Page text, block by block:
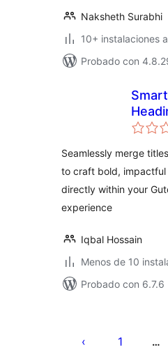
Naksheth Surabhi
10+ instalaciones
Probado con
Seamlessly merge
to craft bold, impactful
directly within your
experience
Iqbal Hossain
Menos de 10
Probado con 6.7.6
1 …